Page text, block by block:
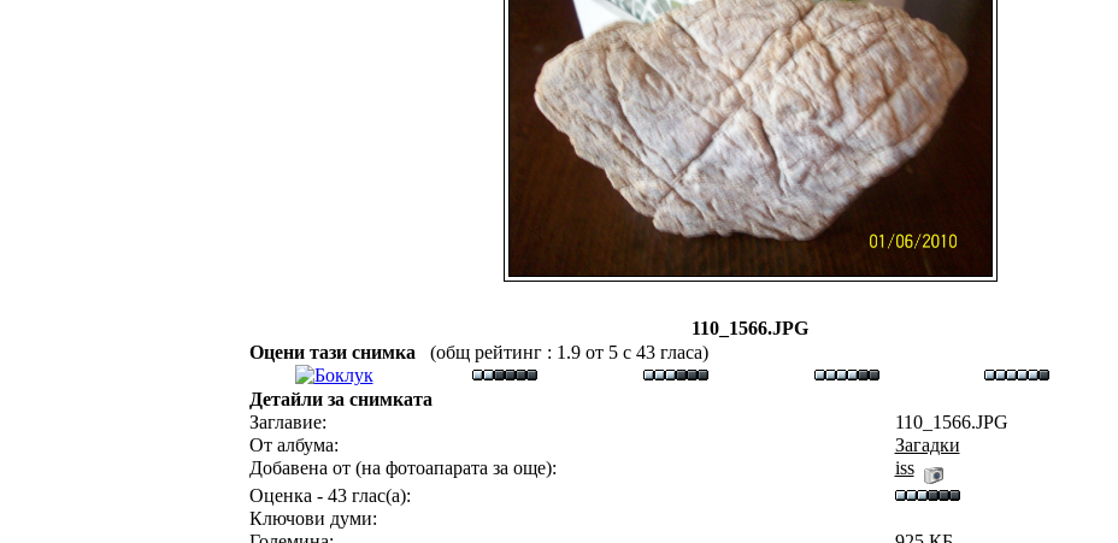
110_1566.JPG
Оцени тази снимка
(общ рейтинг : 1.9 от 5 с 43 гласа)
Детайли за снимката
Заглавие:
110_1566.JPG
От албума:
Загадки
Добавена от (на фотоапарата за още):
iss
Оценка - 43 глас(а):
Ключови думи: